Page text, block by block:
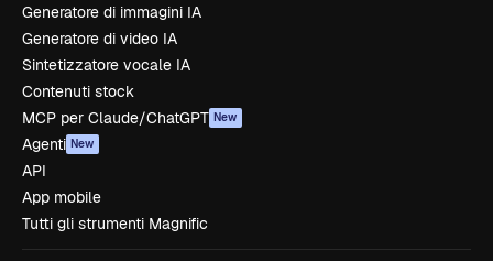
Generatore di immagini IA
Generatore di video IA
Sintetizzatore vocale IA
Contenuti stock
MCP per Claude/ChatGPT New
Agenti New
API
App mobile
Tutti gli strumenti Magnific